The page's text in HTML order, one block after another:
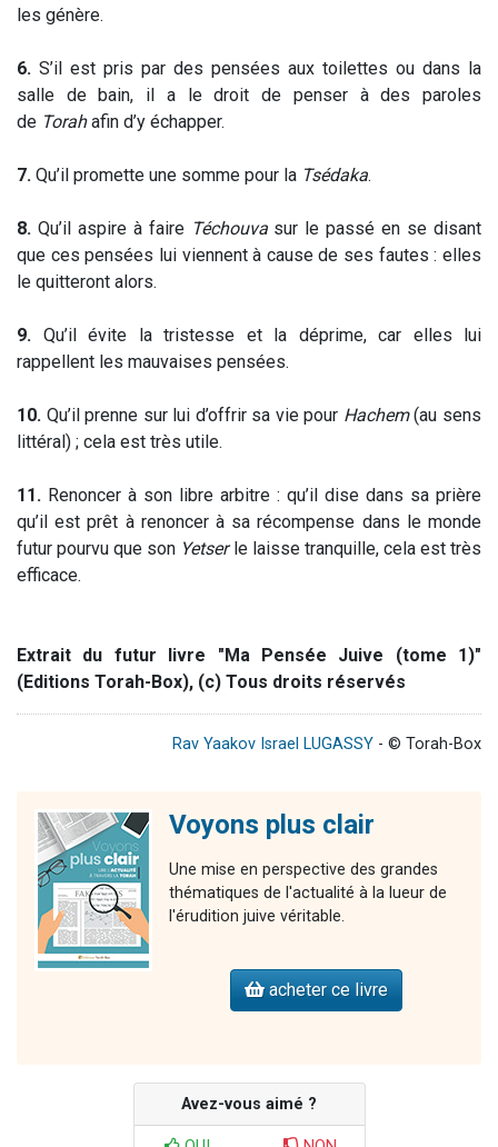
les génère.
6. S’il est pris par des pensées aux toilettes ou dans la
salle de bain, il a le droit de penser à des paroles
de Torahafin d’y échapper.
7. Qu’il promette une somme pour la Tsédaka.
8. Qu’il aspire à faire Téchouvasur le passé en se disant
que ces pensées lui viennent à cause de ses fautes : elles
le quitteront alors.
9. Qu’il évite la tristesse et la déprime, car elles lui
rappellent les mauvaises pensées.
10. Qu’il prenne sur lui d’offrir sa vie pour Hachem(au sens
littéral) ; cela est très utile.
11. Renoncer à son libre arbitre : qu’il dise dans sa prière
qu’il est prêt à renoncer à sa récompense dans le monde
futur pourvu que son Yetserle laisse tranquille, cela est très
efficace.
Extrait du futur livre "Ma Pensée Juive (tome 1)"
(Editions Torah-Box), (c) Tous droits réservés
Rav Yaakov Israel LUGASSY - © Torah-Box
Voyons plus clair
Une mise en perspective des grandes
thématiques de l'actualité à la lueur de
l'érudition juive véritable.
acheter ce livre
Avez-vous aimé ?